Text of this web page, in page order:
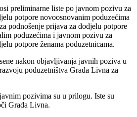
preliminarne liste po javnom pozivu za
potpore novoosnovanim poduzećima
podnošenje prijava za dodjelu potpore
poduzećima i javnom pozivu za
potpore ženama poduzetnicama.
nakon objavljivanja javnih poziva u
poduzetništva Grada Livna za
pozivima su u prilogu. Iste su
Grada Livna.